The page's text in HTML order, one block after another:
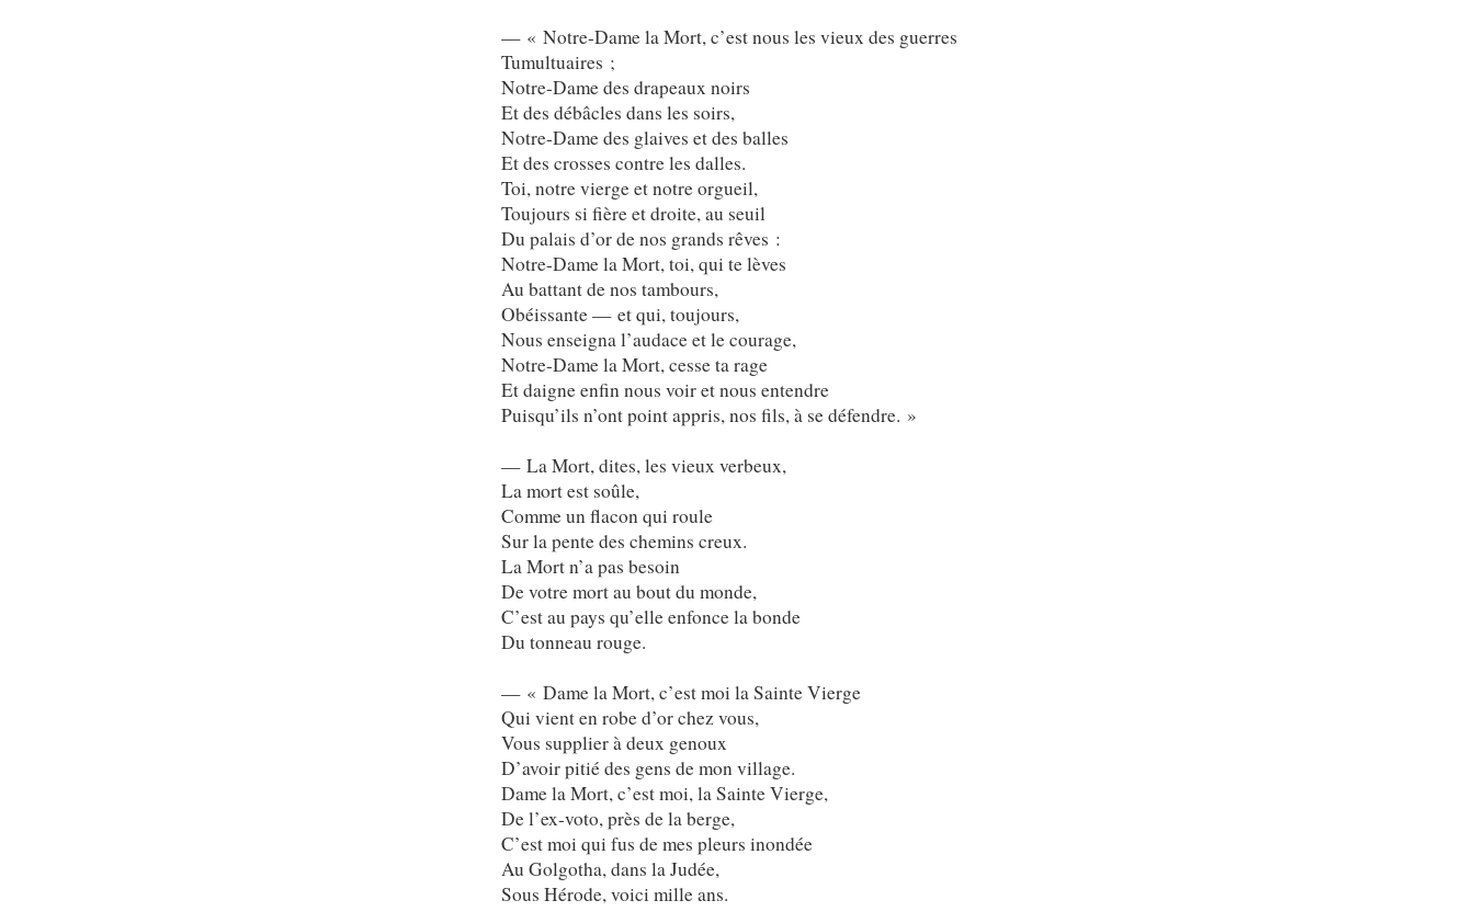
— « Notre-Dame la Mort, c’est nous les vieux des guerres
Tumultuaires ;
Notre-Dame des drapeaux noirs
Et des débâcles dans les soirs,
Notre-Dame des glaives et des balles
Et des crosses contre les dalles.
Toi, notre vierge et notre orgueil,
Toujours si fière et droite, au seuil
Du palais d’or de nos grands rêves :
Notre-Dame la Mort, toi, qui te lèves
Au battant de nos tambours,
Obéissante — et qui, toujours,
Nous enseigna l’audace et le courage,
Notre-Dame la Mort, cesse ta rage
Et daigne enfin nous voir et nous entendre
Puisqu’ils n’ont point appris, nos fils, à se défendre. »
— La Mort, dites, les vieux verbeux,
La mort est soûle,
Comme un flacon qui roule
Sur la pente des chemins creux.
La Mort n’a pas besoin
De votre mort au bout du monde,
C’est au pays qu’elle enfonce la bonde
Du tonneau rouge.
— « Dame la Mort, c’est moi la Sainte Vierge
Qui vient en robe d’or chez vous,
Vous supplier à deux genoux
D’avoir pitié des gens de mon village.
Dame la Mort, c’est moi, la Sainte Vierge,
De l’ex-voto, près de la berge,
C’est moi qui fus de mes pleurs inondée
Au Golgotha, dans la Judée,
Sous Hérode, voici mille ans.